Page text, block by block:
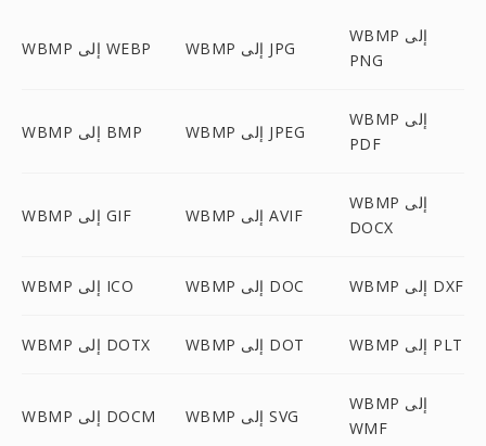
WBMP إلى WEBP WBMP إلى JPG
WBMP إلى
PNG
WBMP إلى BMP WBMP إلى JPEG
WBMP إلى
PDF
WBMP إلى GIF WBMP إلى AVIF
WBMP إلى
DOCX
WBMP إلى ICO WBMP إلى DOC WBMP إلى DXF
WBMP إلى DOTX WBMP إلى DOT WBMP إلى PLT
WBMP إلى DOCM WBMP إلى SVG
WBMP إلى
WMF